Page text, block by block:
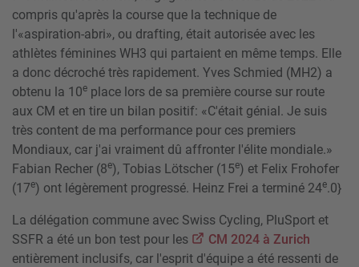
compris qu'après la course que la technique de
l'«aspiration-abri», ou drafting, était autorisée avec les
athlètes féminines WH3 qui partaient en même temps. Elle
a donc décroché très rapidement. Yves Schmied (MH2) a
obtenu la 10e place lors de sa première course sur route
aux CM et en tire un bilan positif: «C'était génial. Je suis
très content de ma performance pour ces premiers
Mondiaux, car j'ai vraiment dû affronter l'élite mondiale.»
Fabian Recher (8e), Tobias Lötscher (15e) et Felix Frohofer
(17e) ont légèrement progressé. Heinz Frei a terminé 24e.0}
La délégation commune avec Swiss Cycling, PluSport et
SSFR a été un bon test pour les
CM 2024 à Zurich
entièrement inclusifs, car l'esprit d'équipe a été ressenti de